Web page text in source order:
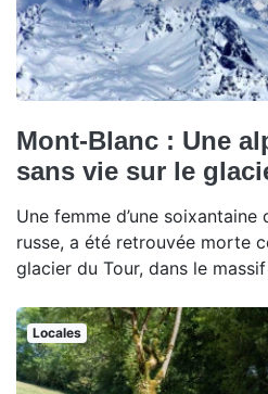
Mont-Blanc : Une
sans vie sur le
Une femme d’une soixantaine
russe, a été retrouvée morte
glacier du Tour, dans le
Locales